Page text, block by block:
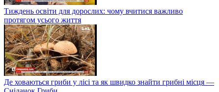
Тиждень освіти для дорослих: чому вчитися важливо
протягом усього життя
Де ховаються гриби у лісі та як швидко знайти грибні місця —